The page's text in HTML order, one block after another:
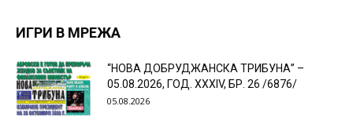
ИГРИ В МРЕЖА
“НОВА ДОБРУДЖАНСКА ТРИБУНА” –
05.08.2026, ГОД. XXХIV, БР. 26 /6876/
05.08.2026